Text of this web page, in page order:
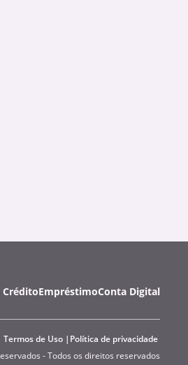
CréditoEmpréstimoConta Digital
Termos de Uso
Política de privacidade
- Todos os direitos reservados